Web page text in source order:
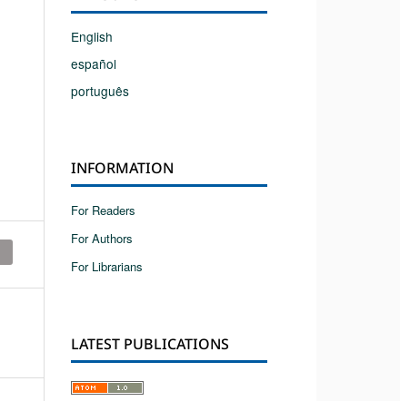
English
español
português
INFORMATION
For Readers
For Authors
For Librarians
LATEST PUBLICATIONS